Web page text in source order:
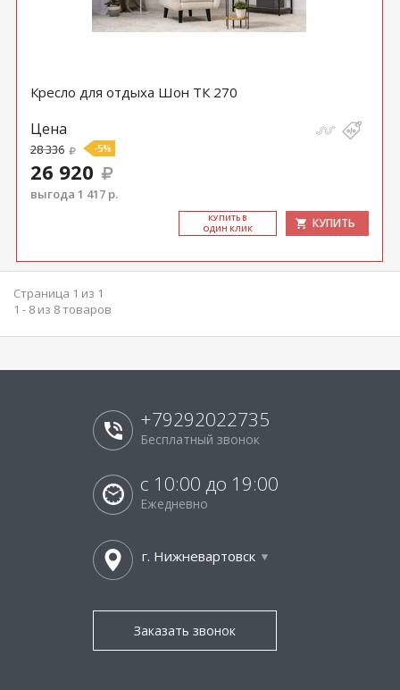
Кресло для отдыха Шон ТК 270
Цена
28 336 -5%
26 920
выгода 1 417 р.
КУ­ПИТЬ В
ОДИН КЛИК
КУПИТЬ
Страница 1 из 1
1 - 8 из 8 товаров
+79292022735
Бесплатный звонок
с 10:00 до 19:00
Ежедневно
г. Нижневартовск
Заказать звонок